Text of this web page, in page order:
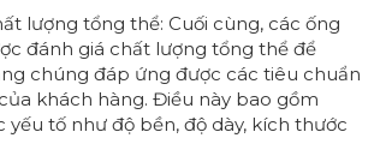
lượng tổng thể: Cuối cùng, các ống
đánh giá chất lượng tổng thể để
chúng đáp ứng được các tiêu chuẩn
khách hàng. Điều này bao gồm
yếu tố như độ bền, độ dày, kích thước